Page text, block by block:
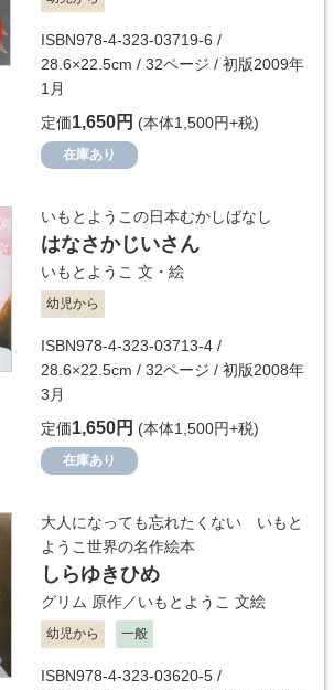
ISBN978-4-323-03719-6 /
28.6×22.5cm / 32ページ / 初版2009年
1月
定価1,650円 (本体1,500円+税)
在庫あり
いもとようこの日本むかしばなし
はなさかじいさん
いもとようこ 文・絵
幼児から
ISBN978-4-323-03713-4 /
28.6×22.5cm / 32ページ / 初版2008年
3月
定価1,650円 (本体1,500円+税)
在庫あり
大人になっても忘れたくない いもと
ようこ世界の名作絵本
しらゆきひめ
グリム 原作／いもとようこ 文絵
幼児から 一般
ISBN978-4-323-03620-5 /